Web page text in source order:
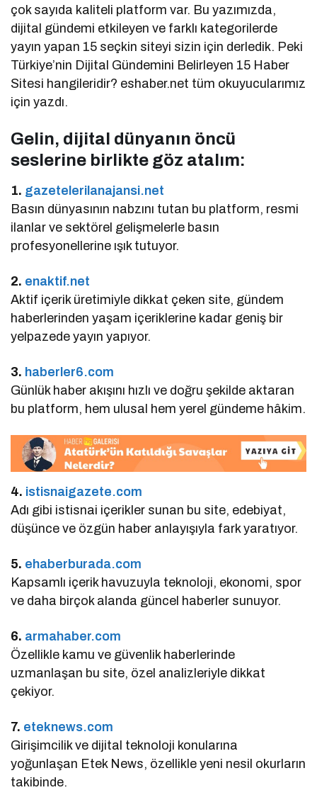
çok sayıda kaliteli platform var. Bu yazımızda,
dijital gündemi etkileyen ve farklı kategorilerde
yayın yapan 15 seçkin siteyi sizin için derledik. Peki
Türkiye’nin Dijital Gündemini Belirleyen 15 Haber
Sitesi hangileridir? eshaber.net tüm okuyucularımız
için yazdı.
Gelin, dijital dünyanın öncü
seslerine birlikte göz atalım:
1. gazetelerilanajansi.net
Basın dünyasının nabzını tutan bu platform, resmi
ilanlar ve sektörel gelişmelerle basın
profesyonellerine ışık tutuyor.
2. enaktif.net
Aktif içerik üretimiyle dikkat çeken site, gündem
haberlerinden yaşam içeriklerine kadar geniş bir
yelpazede yayın yapıyor.
3. haberler6.com
Günlük haber akışını hızlı ve doğru şekilde aktaran
bu platform, hem ulusal hem yerel gündeme hâkim.
4. istisnaigazete.com
Adı gibi istisnai içerikler sunan bu site, edebiyat,
düşünce ve özgün haber anlayışıyla fark yaratıyor.
5. ehaberburada.com
Kapsamlı içerik havuzuyla teknoloji, ekonomi, spor
ve daha birçok alanda güncel haberler sunuyor.
6. armahaber.com
Özellikle kamu ve güvenlik haberlerinde
uzmanlaşan bu site, özel analizleriyle dikkat
çekiyor.
7. eteknews.com
Girişimcilik ve dijital teknoloji konularına
yoğunlaşan Etek News, özellikle yeni nesil okurların
takibinde.